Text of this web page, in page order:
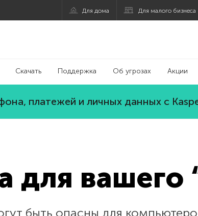
Для дома Для малого бизнеса
Скачать Поддержка Об угрозах Акции
платежей и личных данных с
для вашего
быть опасны для